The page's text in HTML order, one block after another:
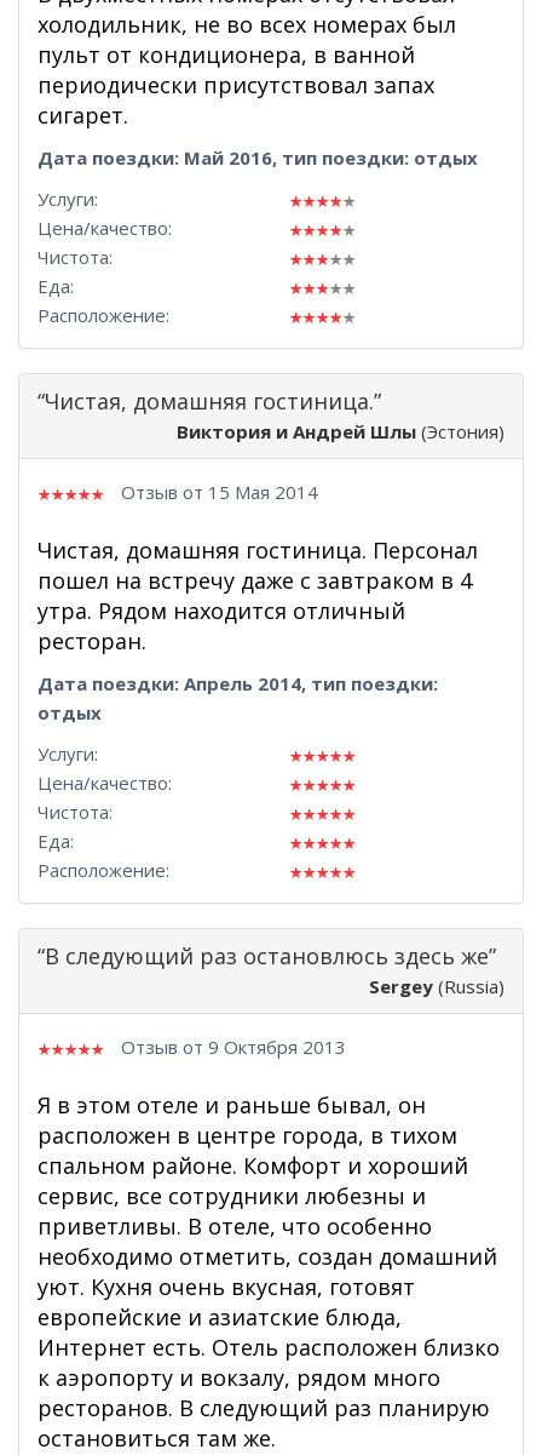
холодильник, не во всех номерах был
пульт от кондиционера, в ванной
периодически присутствовал запах
сигарет.
Дата поездки: Май 2016, тип поездки: отдых
Услуги:
Цена/качество:
Чистота:
Еда:
Расположение:
“Чистая, домашняя гостиница.”
Виктория и Андрей Шлы (Эстония)
Отзыв от 15 Мая 2014
Чистая, домашняя гостиница. Персонал
пошел на встречу даже с завтраком в 4
утра. Рядом находится отличный
ресторан.
Дата поездки: Апрель 2014, тип поездки:
отдых
Услуги:
Цена/качество:
Чистота:
Еда:
Расположение:
“В следующий раз остановлюсь здесь же”
Sergey (Russia)
Отзыв от 9 Октября 2013
Я в этом отеле и раньше бывал, он
расположен в центре города, в тихом
спальном районе. Комфорт и хороший
сервис, все сотрудники любезны и
приветливы. В отеле, что особенно
необходимо отметить, создан домашний
уют. Кухня очень вкусная, готовят
европейские и азиатские блюда,
Интернет есть. Отель расположен близко
к аэропорту и вокзалу, рядом много
ресторанов. В следующий раз планирую
остановиться там же.